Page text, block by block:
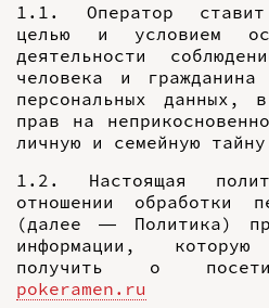
1.1. Оператор
целью и условием
деятельности
человека и
персональных данных,
прав на
личную и семейную
1.2. Настоящая
отношении обработки
(далее — Политика)
информации,
получить о
pokeramen.ru